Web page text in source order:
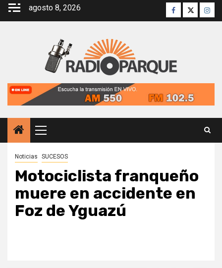
Saltar
agosto 8, 2026 Facebook
Twitter
Menú
principal
Noticias SUCESOS
Motociclista franqueño
muere en accidente en
Foz de Yguazú